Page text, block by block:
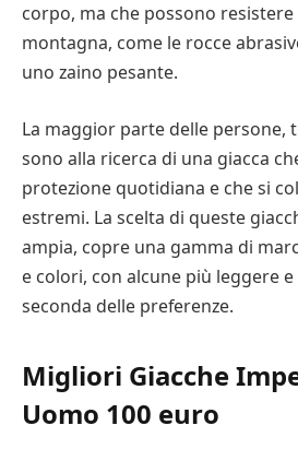
corpo, ma che possono resistere
montagna, come le rocce
uno zaino pesante.
La maggior parte delle persone,
sono alla ricerca di una giacca
protezione quotidiana e che si
estremi. La scelta di queste
ampia, copre una gamma di
e colori, con alcune più leggere
seconda delle preferenze.
Migliori Giacche
Uomo 100 euro